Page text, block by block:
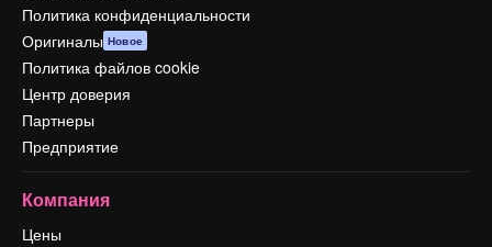
Политика конфиденциальности
Оригиналы Новое
Политика файлов cookie
Центр доверия
Партнеры
Предприятие
Компания
Цены